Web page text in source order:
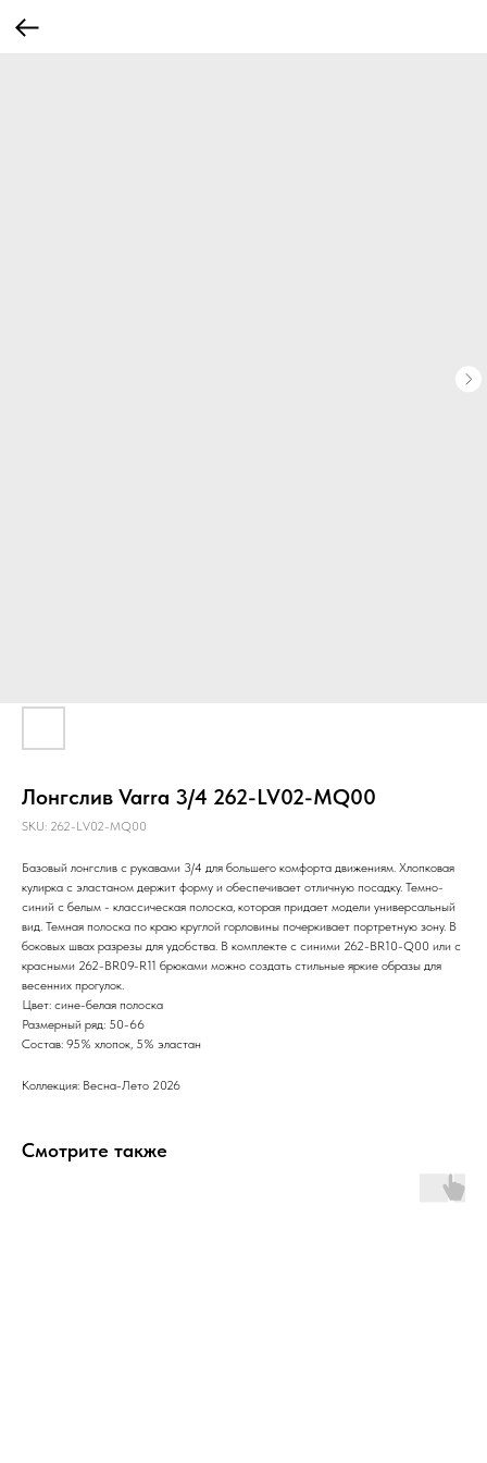
Лонгслив Varra 3/4 262-LV02-MQ00
SKU: 262-LV02-MQ00
Базовый лонгслив с рукавами 3/4 для большего комфорта движениям. Хлопковая
кулирка с эластаном держит форму и обеспечивает отличную посадку. Темно-
синий с белым - классическая полоска, которая придает модели универсальный
вид. Темная полоска по краю круглой горловины почеркивает портретную зону. В
боковых швах разрезы для удобства. В комплекте с синими 262-BR10-Q00 или с
красными 262-BR09-R11 брюками можно создать стильные яркие образы для
весенних прогулок.
Цвет: сине-белая полоска
Размерный ряд: 50-66
Состав: 95% хлопок, 5% эластан
Коллекция: Весна-Лето 2026
Смотрите также